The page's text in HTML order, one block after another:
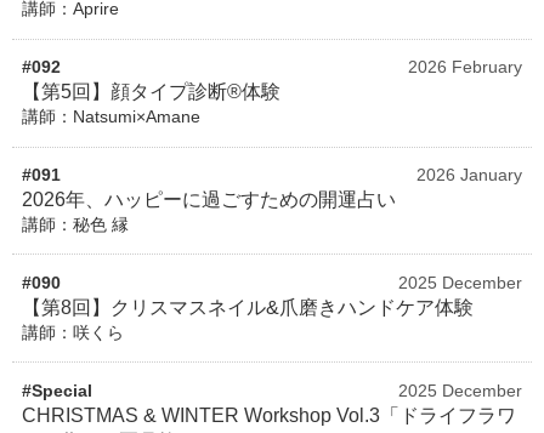
講師：Aprire
#092 2026 February
【第5回】顔タイプ診断®体験
講師：Natsumi×Amane
#091 2026 January
2026年、ハッピーに過ごすための開運占い
講師：秘色 縁
#090 2025 December
【第8回】クリスマスネイル&爪磨きハンドケア体験
講師：咲くら
#Special 2025 December
CHRISTMAS & WINTER Workshop Vol.3「ドライフラワ